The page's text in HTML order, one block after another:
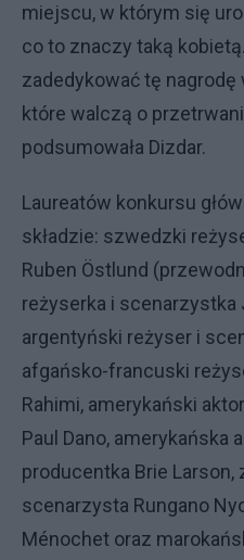
miejscu, w którym się
co to znaczy taką
zadedykować tę
które walczą o
podsumowała Dizdar.
Laureatów konkursu
składzie: szwedzki
Ruben Östlund
reżyserka i scenarzystka
argentyński reżyser i
afgańsko-francuski
Rahimi, amerykański
Paul Dano, amerykańska
producentka Brie
scenarzysta Rungano
Ménochet oraz